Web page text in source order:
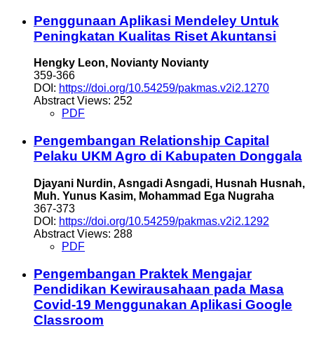
Penggunaan Aplikasi Mendeley Untuk
Peningkatan Kualitas Riset Akuntansi
Hengky Leon, Novianty Novianty
359-366
DOI: https://doi.org/10.54259/pakmas.v2i2.1270
Abstract Views: 252
PDF
Pengembangan Relationship Capital
Pelaku UKM Agro di Kabupaten Donggala
Djayani Nurdin, Asngadi Asngadi, Husnah Husnah,
Muh. Yunus Kasim, Mohammad Ega Nugraha
367-373
DOI: https://doi.org/10.54259/pakmas.v2i2.1292
Abstract Views: 288
PDF
Pengembangan Praktek Mengajar
Pendidikan Kewirausahaan pada Masa
Covid-19 Menggunakan Aplikasi Google
Classroom